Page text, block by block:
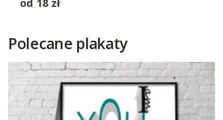
Polecane plakaty